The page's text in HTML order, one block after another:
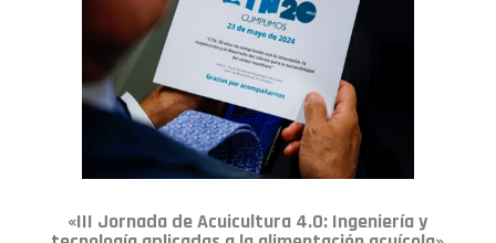
«III Jornada de Acuicultura 4.0: Ingeniería y